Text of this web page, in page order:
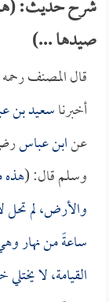
شرح حديث:
صيدها ...)
قال المصنف رحمه
أخبرناسعيد بن
عنابن عباس
وسلم قال: (
والأرض، لم تحل
ساعةً من نهار
القيامة، لا